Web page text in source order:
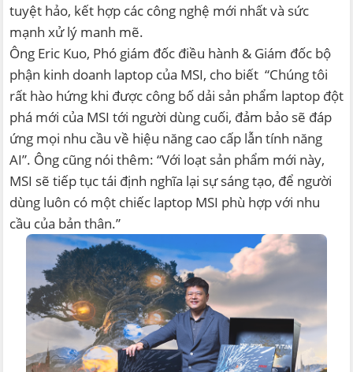
tuyệt hảo, kết hợp các công nghệ mới nhất và sức
mạnh xử lý manh mẽ.
Ông Eric Kuo, Phó giám đốc điều hành & Giám đốc bộ
phận kinh doanh laptop của MSI, cho biết “Chúng tôi
rất hào hứng khi được công bố dải sản phẩm laptop đột
phá mới của MSI tới người dùng cuối, đảm bảo sẽ đáp
ứng mọi nhu cầu về hiệu năng cao cấp lẫn tính năng
AI”. Ông cũng nói thêm: “Với loạt sản phẩm mới này,
MSI sẽ tiếp tục tái định nghĩa lại sự sáng tạo, để người
dùng luôn có một chiếc laptop MSI phù hợp với nhu
cầu của bản thân.”